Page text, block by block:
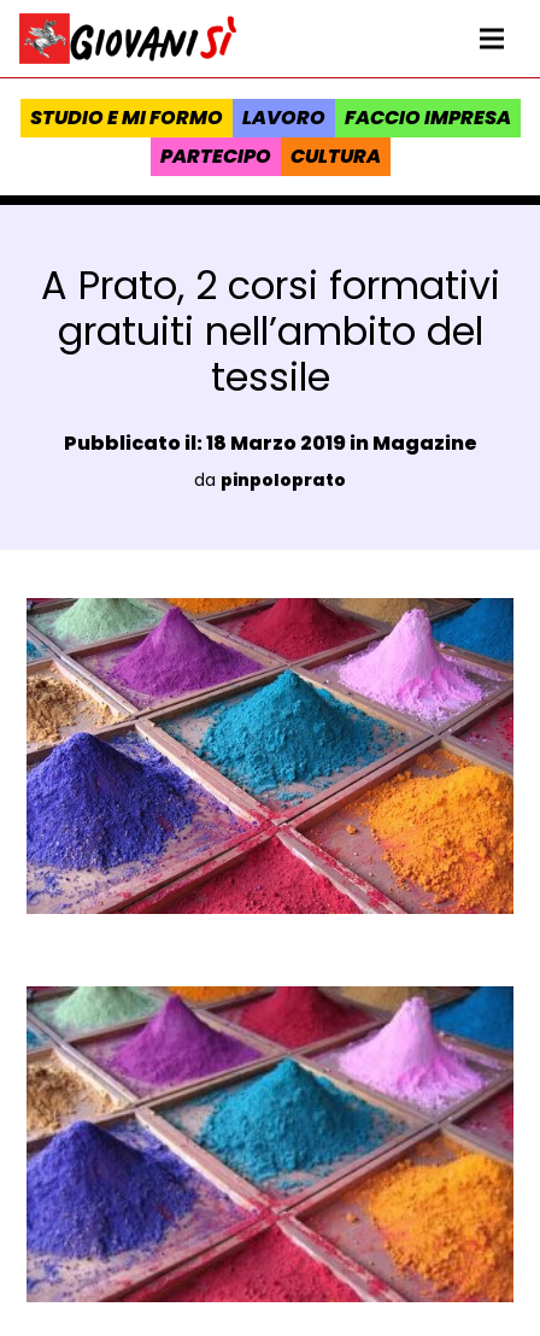
Vai al contenuto
Homepage Giovanisì - Progetto della Regione Toscana
STUDIO E MI FORMO LAVORO
FACCIO IMPRESA
PARTECIPO
CULTURA
A Prato, 2 corsi formativi
gratuiti nell’ambito del
tessile
Data e ora:
Pubblicato il: 18 Marzo 2019 inMagazine
Luogo:
da pinpoloprato
Dettagli Post Magazine